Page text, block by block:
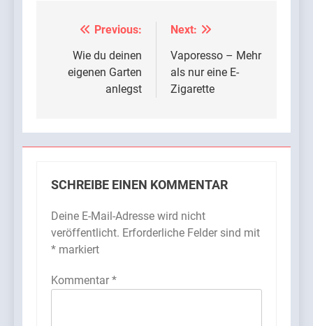
Beitragsnavigation
Previous:
Wie du deinen
eigenen Garten
anlegst
Next:
Vaporesso – Mehr
als nur eine E-
Zigarette
SCHREIBE EINEN KOMMENTAR
Deine E-Mail-Adresse wird nicht
veröffentlicht. Erforderliche Felder sind mit
* markiert
Kommentar *